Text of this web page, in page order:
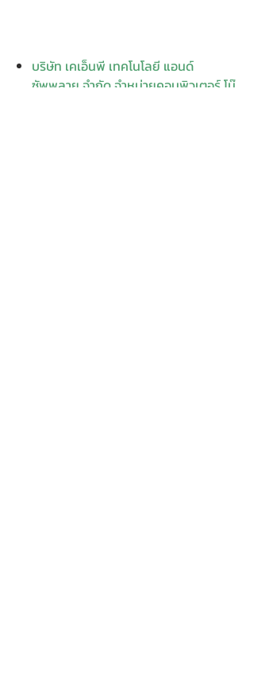
บริษัท เคเอ็นพี เทคโนโลยี แอนด์
ซัพพลาย จำกัด จำหน่ายคอมพิวเตอร์ โน๊